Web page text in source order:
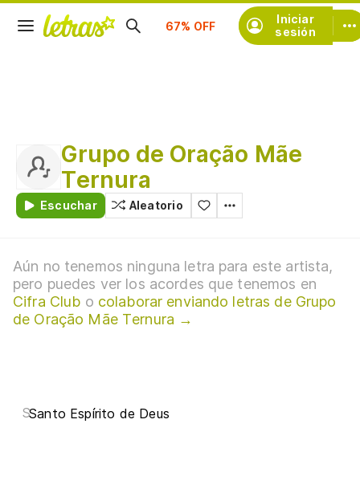
Iniciar
sesión
Suscríbete
Grupo de Oração Mãe
Ternura
Escuchar Aleatorio
Aún no tenemos ninguna letra para este artista,
pero puedes ver los acordes que tenemos en
Cifra Club o colaborar enviando letras de Grupo
de Oração Mãe Ternura →
SSanto Espírito de Deus